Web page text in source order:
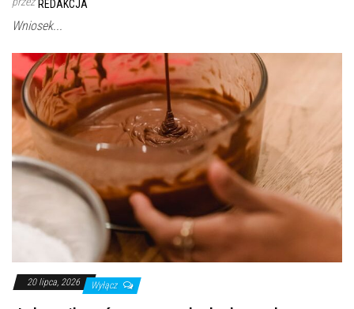
REDAKCJA
Wniosek...
20 lipca, 2026 Wyłącz